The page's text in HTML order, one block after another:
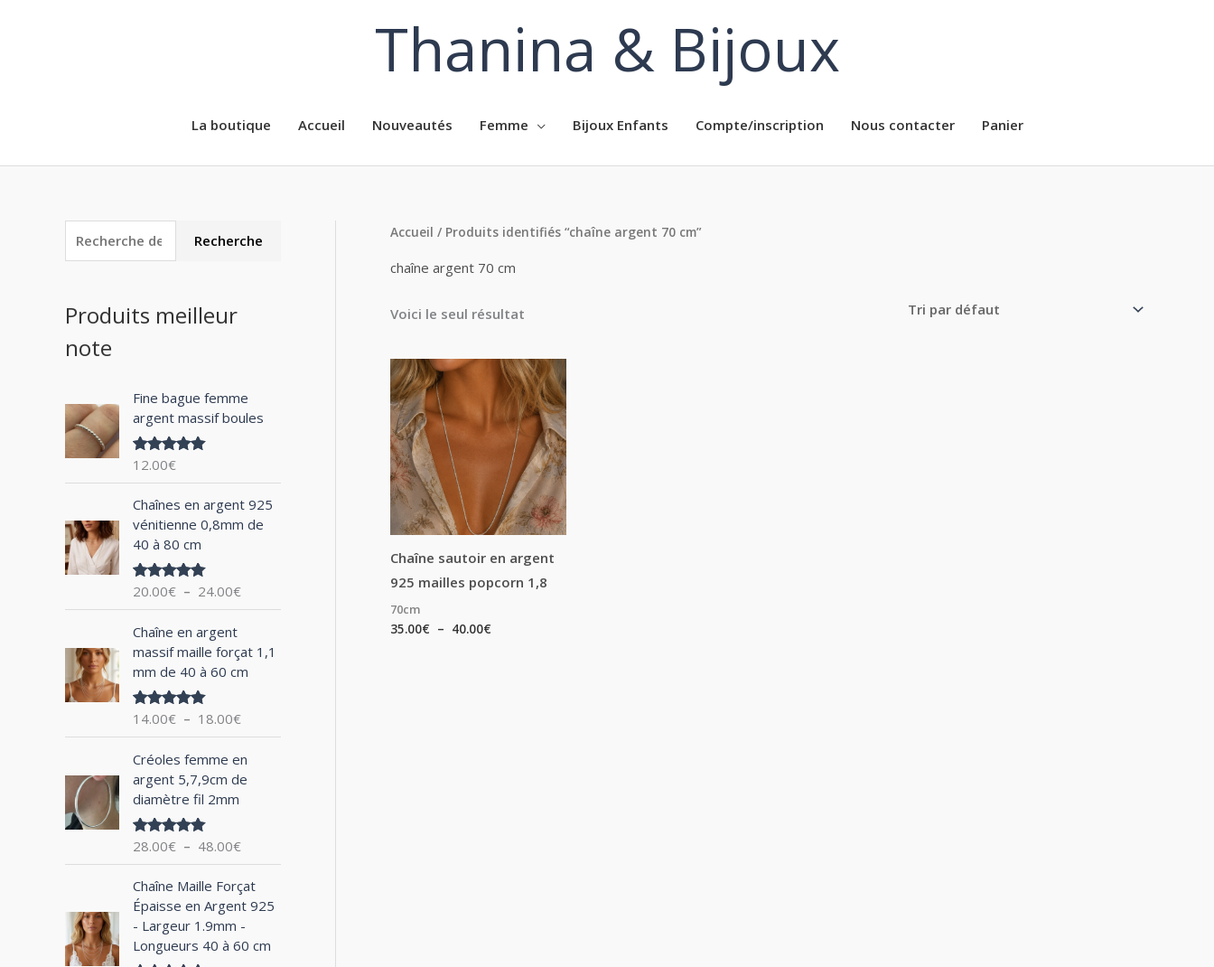
Thanina & Bijoux
La boutique Accueil Nouveautés Femme Bijoux Enfants Compte/inscription Nous contacter Panier
e
h
e
h
u
r
:
Recherche
Produits meilleur
note
Fine bague femme
argent massif boules
Note5.00
12.00€
Chaînes en argent 925
vénitienne 0,8mm de
40 à 80 cm
Note5.00
20.00€ – 24.00€
l
a
e
r
i
:
2
0
2
4
.
0
Chaîne en argent
massif maille forçat 1,1
mm de 40 à 60 cm
Note5.00
14.00€ – 18.00€
a
g
d
e
p
r
:
1
4
0
Créoles femme en
argent 5,7,9cm de
diamètre fil 2mm
Note5.00
28.00€ – 48.00€
l
a
d
e
p
r
i
x
Chaîne Maille Forçat
Épaisse en Argent 925
- Largeur 1.9mm -
Longueurs 40 à 60 cm
l
a
e
Accueil / Produits identifiés “chaîne argent 70 cm”
chaîne argent 70 cm
Voici le seul résultat
Chaîne sautoir en argent
925 mailles popcorn 1,8
70cm
35.00€ – 40.00€
Plage
de
prix :
35.00€
à
40.00€